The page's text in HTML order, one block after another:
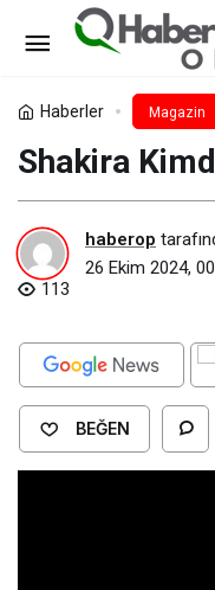
Haberler Magazin
Shakira
haberop
26 Ekim 2024,
113
BEĞEN
Mia
Rengi veYorum Yap